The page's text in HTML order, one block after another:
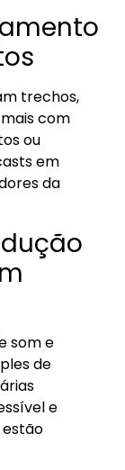
trechos,
com
ou
em
da
som e
de
e